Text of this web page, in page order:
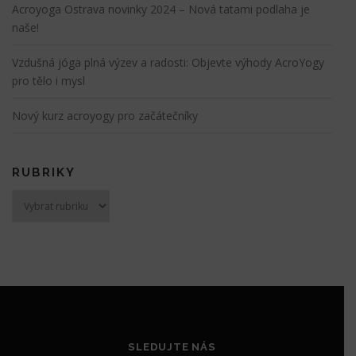
Acroyoga Ostrava novinky 2024 – Nová tatami podlaha je
naše!
Vzdušná jóga plná výzev a radosti: Objevte výhody AcroYogy
pro tělo i mysl
Nový kurz acroyogy pro začátečníky
RUBRIKY
SLEDUJTE NÁS